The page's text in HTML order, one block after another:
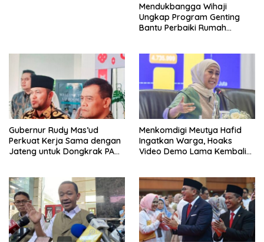
Mendukbangga Wihaji
Ungkap Program Genting
Bantu Perbaiki Rumah
Gubernur Rudy Mas’ud
Perkuat Kerja Sama dengan
Jateng untuk Dongkrak PAD
Menkomdigi Meutya Hafid
Ingatkan Warga, Hoaks
Video Demo Lama Kembali